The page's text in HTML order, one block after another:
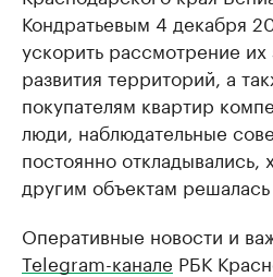
Кондратьевым 4 декабря
ускорить рассмотрение
развития территорий, а
покупателям квартир
люди, наблюдательные
постоянно откладывались,
другим объектам решалась
Оперативные новости и
Telegram-канале РБК